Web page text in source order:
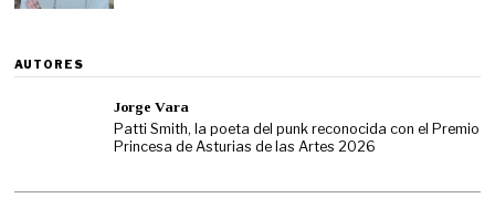
AUTORES
Jorge Vara
Patti Smith, la poeta del punk reconocida con el Premio
Princesa de Asturias de las Artes 2026